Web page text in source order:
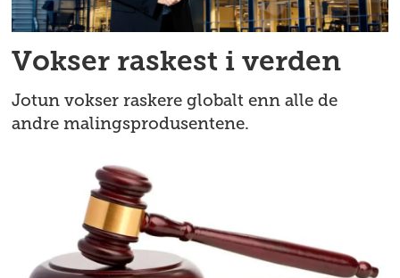
Vokser raskest i verden
Jotun vokser raskere globalt enn alle de
andre malingsprodusentene.